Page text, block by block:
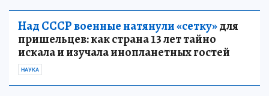
Над СССР военные натянули «сетку»для
пришельцев: как страна 13 лет тайно
искала и изучала инопланетных гостей
НАУКА